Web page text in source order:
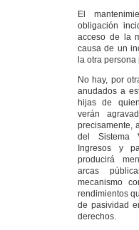
DISPOSICIÓN
ADICIONAL
. Herramienta de
DISPOSICIÓN
Políticas fiscales y
garantía de
DISPOSICIÓN
ADICIONAL QUINTA
Inicio de la actividad
del Órgano de
Evaluación,
Investigación e
Innovación en
de Inclusión.
DISPOSICIÓN
ADICIONAL SEXTA
El
obligación
acceso de la
causa de un
la otra persona
No hay, por
anudados a
hijas de
verán
precisamente,
del Sistema
Ingresos y
producirá
arcas
mecanismo
rendimientos
de pasividad
derechos.